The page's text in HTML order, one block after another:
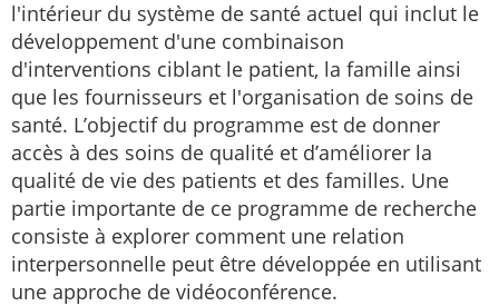
l'intérieur du système de santé actuel qui inclut le
développement d'une combinaison
d'interventions ciblant le patient, la famille ainsi
que les fournisseurs et l'organisation de soins de
santé. L’objectif du programme est de donner
accès à des soins de qualité et d’améliorer la
qualité de vie des patients et des familles. Une
partie importante de ce programme de recherche
consiste à explorer comment une relation
interpersonnelle peut être développée en utilisant
une approche de vidéoconférence.